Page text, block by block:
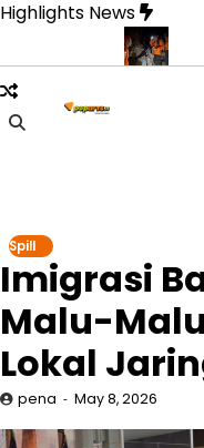
Skip
content
Highlights News
Pulang
Spill
Imigrasi
Malu-
Lokal
pena May 8, 2026